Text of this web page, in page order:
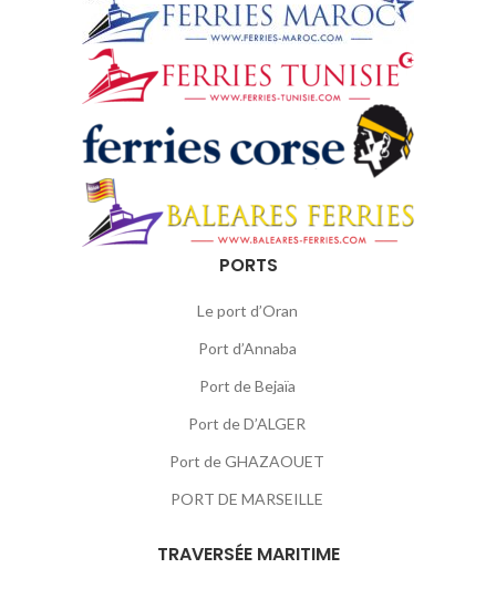
PORTS
Le port d’Oran
Port d’Annaba
Port de Bejaïa
Port de D’ALGER
Port de GHAZAOUET
PORT DE MARSEILLE
TRAVERSÉE MARITIME